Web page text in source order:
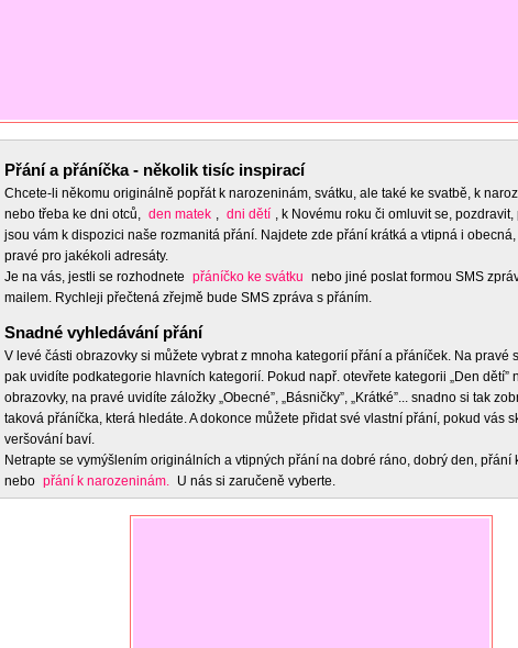
Přání a přáníčka - několik tisíc inspirací
Chcete-li někomu originálně popřát k narozeninám, svátku, ale také ke svatbě, k
nebo třeba ke dni otců, den matek , dni dětí , k Novému roku či omluvit se,
jsou vám k dispozici naše rozmanitá přání. Najdete zde přání krátká a vtipná i
pravé pro jakékoli adresáty.
Je na vás, jestli se rozhodnete přáníčko ke svátku nebo jiné poslat formou SMS
mailem. Rychleji přečtená zřejmě bude SMS zpráva s přáním.
Snadné vyhledávání přání
V levé části obrazovky si můžete vybrat z mnoha kategorií přání a přáníček. Na pravé
pak uvidíte podkategorie hlavních kategorií. Pokud např. otevřete kategorii „Den dětí”
obrazovky, na pravé uvidíte záložky „Obecné”, „Básničky”, „Krátké”... snadno si tak
taková přáníčka, která hledáte. A dokonce můžete přidat své vlastní přání, pokud vás
veršování baví.
Netrapte se vymýšlením originálních a vtipných přání na dobré ráno, dobrý den, přání
nebo přání k narozeninám. U nás si zaručeně vyberte.